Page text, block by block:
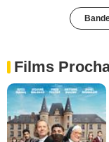
Films